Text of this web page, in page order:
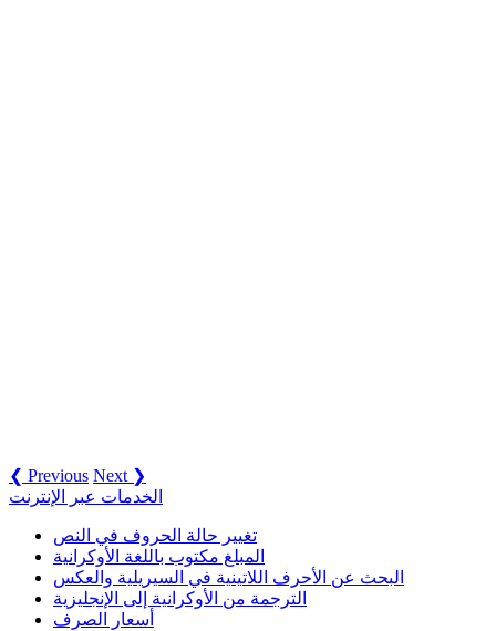
❮ Previous Next ❯
الخدمات عبر الإنترنت
تغيير حالة الحروف في النص
المبلغ مكتوب باللغة الأوكرانية
البحث عن الأحرف اللاتينية في السيريلية والعكس
الترجمة من الأوكرانية إلى الإنجليزية
أسعار الصرف